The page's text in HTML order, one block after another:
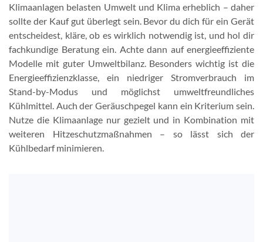
Klimaanlagen belasten Umwelt und Klima erheblich – daher
sollte der Kauf gut überlegt sein. Bevor du dich für ein Gerät
entscheidest, kläre, ob es wirklich notwendig ist, und hol dir
fachkundige Beratung ein. Achte dann auf energieeffiziente
Modelle mit guter Umweltbilanz. Besonders wichtig ist die
Energieeffizienzklasse, ein niedriger Stromverbrauch im
Stand-by-Modus und möglichst umweltfreundliches
Kühlmittel. Auch der Geräuschpegel kann ein Kriterium sein.
Nutze die Klimaanlage nur gezielt und in Kombination mit
weiteren Hitzeschutzmaßnahmen – so lässt sich der
Kühlbedarf minimieren.